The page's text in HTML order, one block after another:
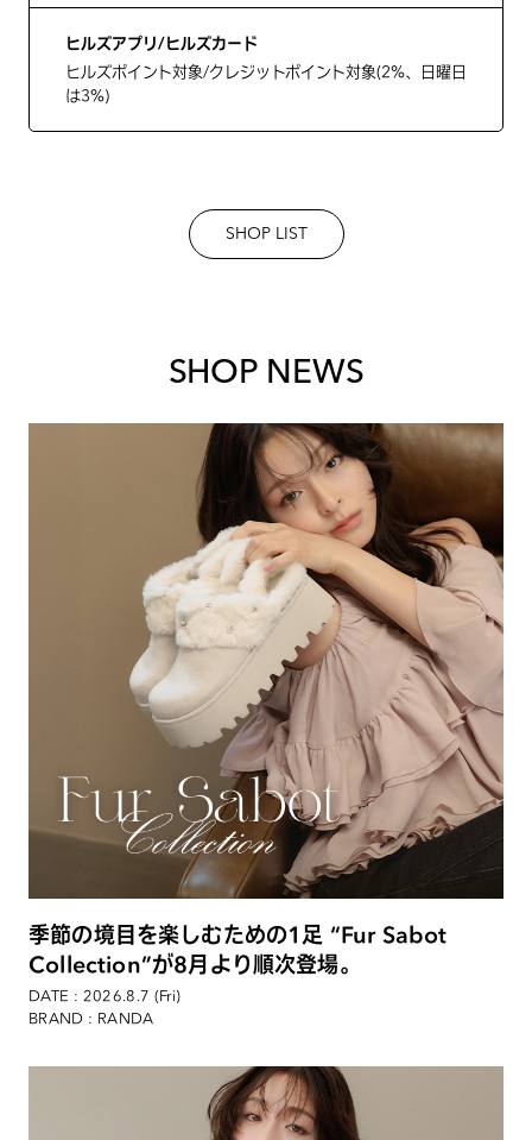
ヒルズアプリ/ヒルズカード
ヒルズポイント対象/クレジットポイント対象(2%、日曜日
は3%)
SHOP LIST
SHOP NEWS
季節の境目を楽しむための1足 “Fur Sabot
Collection”が8月より順次登場。
DATE : 2026.8.7 (Fri)
BRAND : RANDA